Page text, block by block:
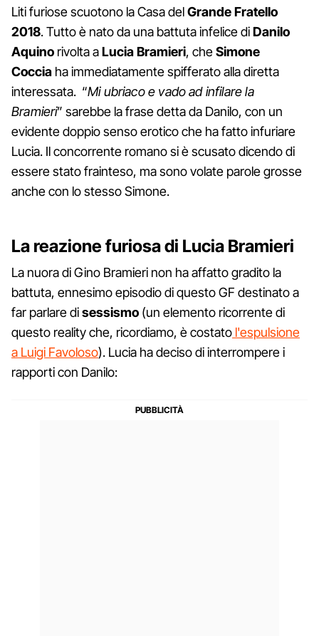
Liti furiose scuotono la Casa delGrande Fratello
2018. Tutto è nato da una battuta infelice diDanilo
Aquino rivolta aLucia Bramieri, cheSimone
Coccia ha immediatamente spifferato alla diretta
interessata. “Mi ubriaco e vado ad infilare la
Bramieri” sarebbe la frase detta da Danilo, con un
evidente doppio senso erotico che ha fatto infuriare
Lucia. Il concorrente romano si è scusato dicendo di
essere stato frainteso, ma sono volate parole grosse
anche con lo stesso Simone.
La reazione furiosa di Lucia Bramieri
La nuora di Gino Bramieri non ha affatto gradito la
battuta, ennesimo episodio di questo GF destinato a
far parlare disessismo (un elemento ricorrente di
questo reality che, ricordiamo, è costato l'espulsione
a Luigi Favoloso). Lucia ha deciso di interrompere i
rapporti con Danilo: